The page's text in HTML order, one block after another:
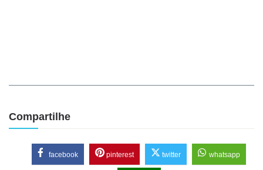
Compartilhe
facebook pinterest twitter whatsapp